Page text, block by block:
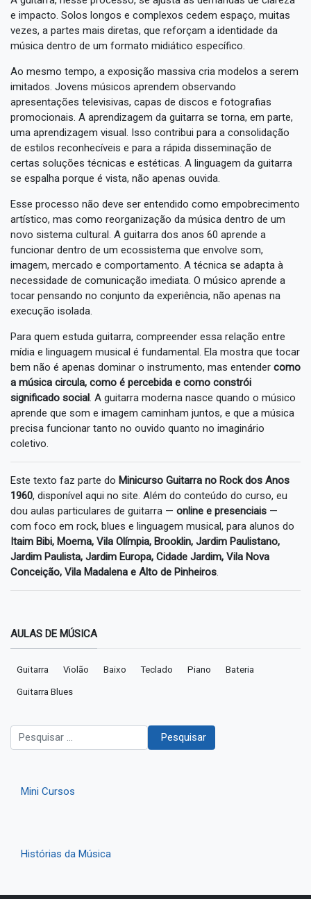
e impacto. Solos longos e complexos cedem espaço, muitas
vezes, a partes mais diretas, que reforçam a identidade da
música dentro de um formato midiático específico.
Ao mesmo tempo, a exposição massiva cria modelos a serem
imitados. Jovens músicos aprendem observando
apresentações televisivas, capas de discos e fotografias
promocionais. A aprendizagem da guitarra se torna, em parte,
uma aprendizagem visual. Isso contribui para a consolidação
de estilos reconhecíveis e para a rápida disseminação de
certas soluções técnicas e estéticas. A linguagem da guitarra
se espalha porque é vista, não apenas ouvida.
Esse processo não deve ser entendido como empobrecimento
artístico, mas como reorganização da música dentro de um
novo sistema cultural. A guitarra dos anos 60 aprende a
funcionar dentro de um ecossistema que envolve som,
imagem, mercado e comportamento. A técnica se adapta à
necessidade de comunicação imediata. O músico aprende a
tocar pensando no conjunto da experiência, não apenas na
execução isolada.
Para quem estuda guitarra, compreender essa relação entre
mídia e linguagem musical é fundamental. Ela mostra que tocar
bem não é apenas dominar o instrumento, mas entender como
a música circula, como é percebida e como constrói
significado social. A guitarra moderna nasce quando o músico
aprende que som e imagem caminham juntos, e que a música
precisa funcionar tanto no ouvido quanto no imaginário
coletivo.
Este texto faz parte do Minicurso Guitarra no Rock dos Anos
1960, disponível aqui no site. Além do conteúdo do curso, eu
dou aulas particulares de guitarra — online e presenciais —
com foco em rock, blues e linguagem musical, para alunos do
Itaim Bibi, Moema, Vila Olímpia, Brooklin, Jardim Paulistano,
Jardim Paulista, Jardim Europa, Cidade Jardim, Vila Nova
Conceição, Vila Madalena e Alto de Pinheiros.
AULAS DE MÚSICA
Guitarra Violão Baixo Teclado Piano Bateria
Guitarra Blues
Pesquisar Pesquisar
Mini Cursos
Histórias da Música